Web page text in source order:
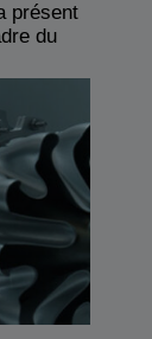
présent
du